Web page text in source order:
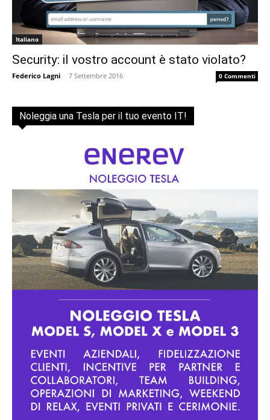
Italiano
Security: il vostro account è stato violato?
Federico Lagni - 7 Settembre 2016 0 Commenti
Noleggia una Tesla per il tuo evento IT!